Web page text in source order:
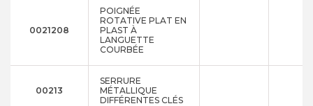
0021208
POIGNÉE
ROTATIVE PLAT EN
PLAST À
LANGUETTE
COURBÉE
00213
SERRURE
MÉTALLIQUE
DIFFÉRENTES CLÉS